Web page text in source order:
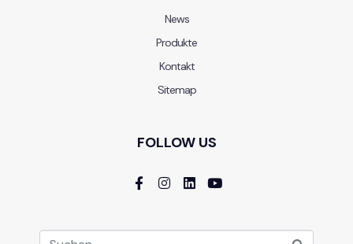
News
Produkte
Kontakt
Sitemap
FOLLOW US